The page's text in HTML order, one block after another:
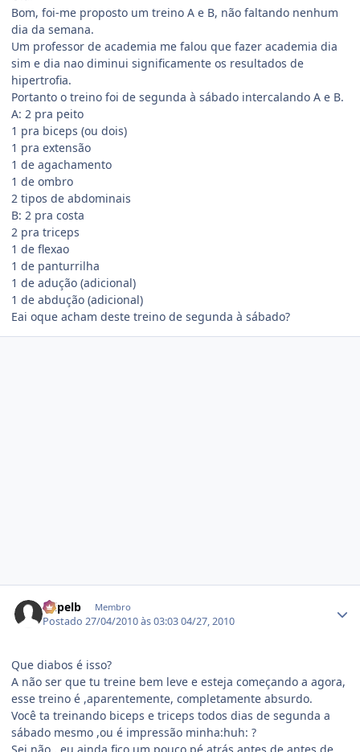
Bom, foi-me proposto um treino A e B, não faltando nenhum
dia da semana.
Um professor de academia me falou que fazer academia dia
sim e dia nao diminui significamente os resultados de
hipertrofia.
Portanto o treino foi de segunda à sábado intercalando A e B.
A: 2 pra peito
1 pra biceps (ou dois)
1 pra extensão
1 de agachamento
1 de ombro
2 tipos de abdominais
B: 2 pra costa
2 pra triceps
1 de flexao
1 de panturrilha
1 de adução (adicional)
1 de abdução (adicional)
Eai oque acham deste treino de segunda à sábado?
filipelb Membro
Postado27/04/2010 às 03:0304/27, 2010
Que diabos é isso?
A não ser que tu treine bem leve e esteja começando a agora,
esse treino é ,aparentemente, completamente absurdo.
Você ta treinando biceps e triceps todos dias de segunda a
sábado mesmo ,ou é impressão minha:huh: ?